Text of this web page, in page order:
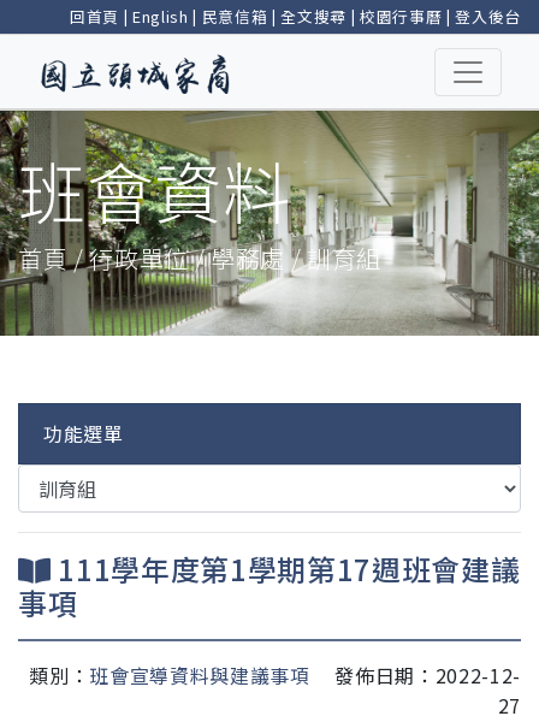
回首頁 | English | 民意信箱 |全文搜尋 | 校園行事曆 |登入後台
班會資料
首頁 / 行政單位 / 學務處 / 訓育組
功能選單
111學年度第1學期第17週班會建議
事項
類別： 班會宣導資料與建議事項
發佈日期：2022-12-
27